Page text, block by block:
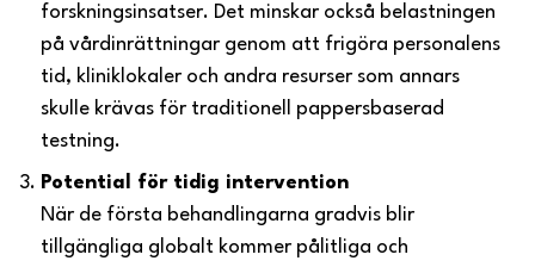
forskningsinsatser. Det minskar också belastningen
på vårdinrättningar genom att frigöra personalens
tid, kliniklokaler och andra resurser som annars
skulle krävas för traditionell pappersbaserad
testning.
Potential för tidig intervention
När de första behandlingarna gradvis blir
tillgängliga globalt kommer pålitliga och